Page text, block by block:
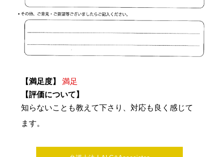
【満足度】
満足
【評価について】
知らないことも教えて下さり、対応も良く感じて
ます。